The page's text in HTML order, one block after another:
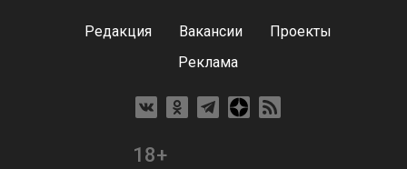
Редакция Вакансии
Проекты
Реклама
18+